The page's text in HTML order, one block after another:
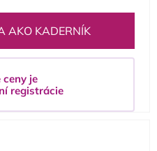
AKO KADERNÍK
ceny je
registrácie